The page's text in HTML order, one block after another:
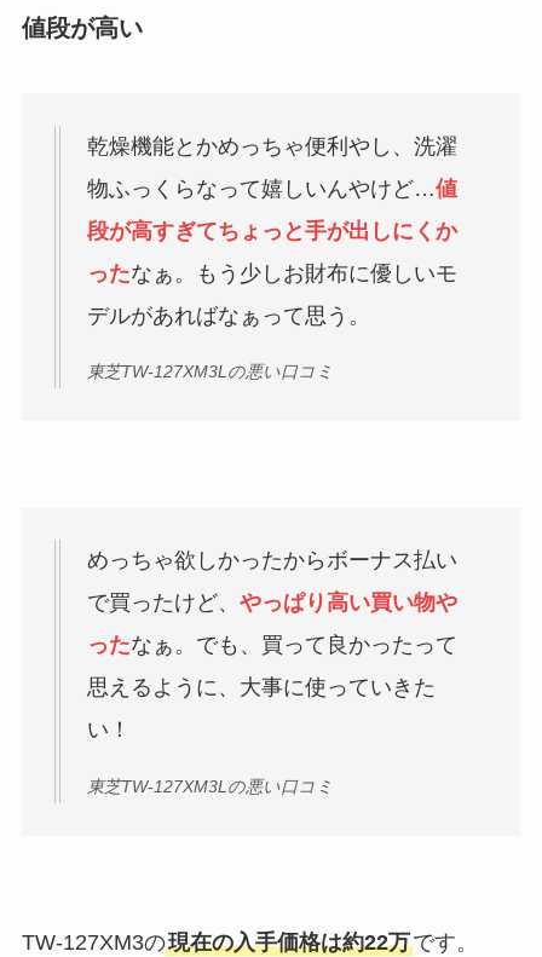
値段が高い
乾燥機能とかめっちゃ便利やし、洗濯
物ふっくらなって嬉しいんやけど…値
段が高すぎてちょっと手が出しにくか
ったなぁ。もう少しお財布に優しいモ
デルがあればなぁって思う。
東芝TW-127XM3Lの悪い口コミ
めっちゃ欲しかったからボーナス払い
で買ったけど、 やっぱり高い買い物や
ったなぁ。でも、買って良かったって
思えるように、大事に使っていきた
い！
東芝TW-127XM3Lの悪い口コミ
TW-127XM3の現在の入手価格は約22万です。